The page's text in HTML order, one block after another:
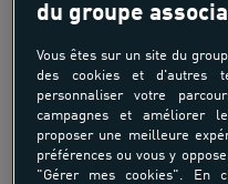
MI TEMPS
NOMBRE DE SEANCES D'1H30
5 séances
204 €
du groupe
Vous êtes sur un site du
des cookies et d'autres
personnaliser votre
campagnes et améliorer
proposer une meilleure
préférences ou vous y
"Gérer mes cookies". En